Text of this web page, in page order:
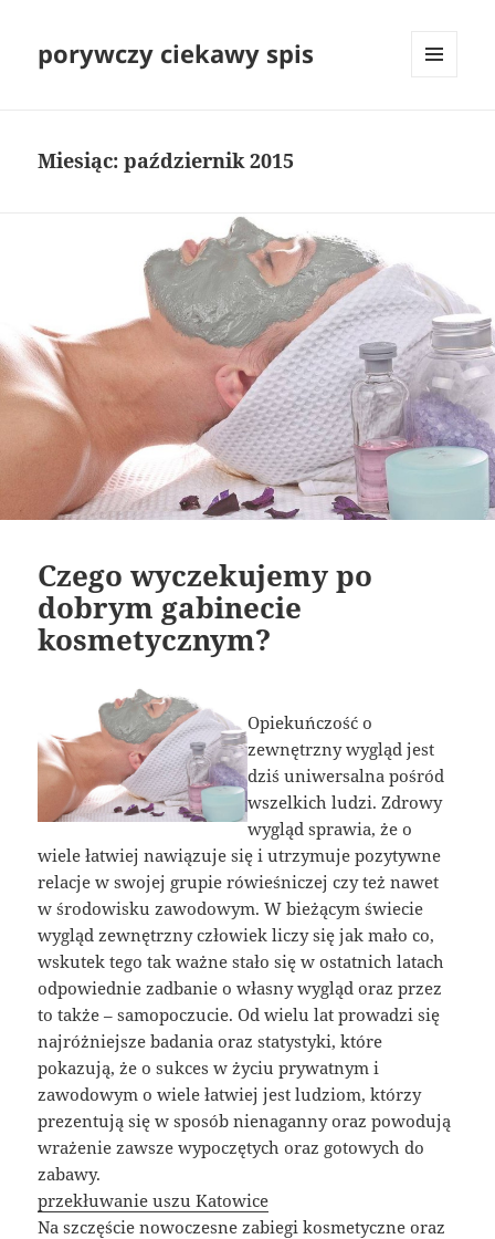
porywczy ciekawy spis
Miesiąc:październik 2015
Czego wyczekujemy po
dobrym gabinecie
kosmetycznym?
Opiekuńczość o
zewnętrzny wygląd jest
dziś uniwersalna pośród
wszelkich ludzi. Zdrowy
wygląd sprawia, że o
wiele łatwiej nawiązuje się i utrzymuje pozytywne
relacje w swojej grupie rówieśniczej czy też nawet
w środowisku zawodowym. W bieżącym świecie
wygląd zewnętrzny człowiek liczy się jak mało co,
wskutek tego tak ważne stało się w ostatnich latach
odpowiednie zadbanie o własny wygląd oraz przez
to także – samopoczucie. Od wielu lat prowadzi się
najróżniejsze badania oraz statystyki, które
pokazują, że o sukces w życiu prywatnym i
zawodowym o wiele łatwiej jest ludziom, którzy
prezentują się w sposób nienaganny oraz powodują
wrażenie zawsze wypoczętych oraz gotowych do
zabawy.
przekłuwanie uszu Katowice
Na szczęście nowoczesne zabiegi kosmetyczne oraz